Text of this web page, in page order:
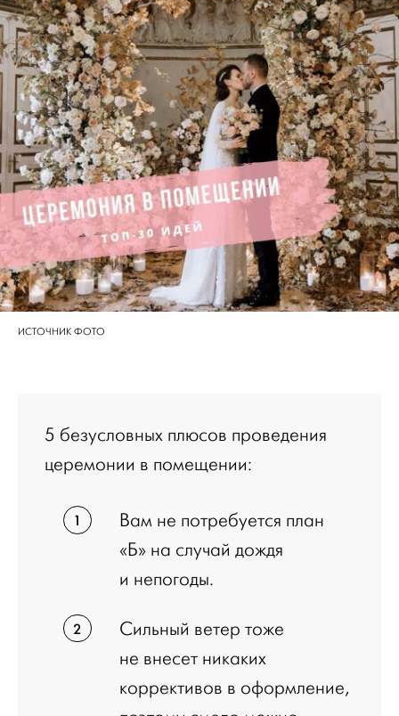
ИСТОЧНИК ФОТО
5 безусловных плюсов проведения
церемонии в помещении:
Вам не потребуется план
«Б» на случай дождя
и непогоды.
Сильный ветер тоже
не внесет никаких
коррективов в оформление,